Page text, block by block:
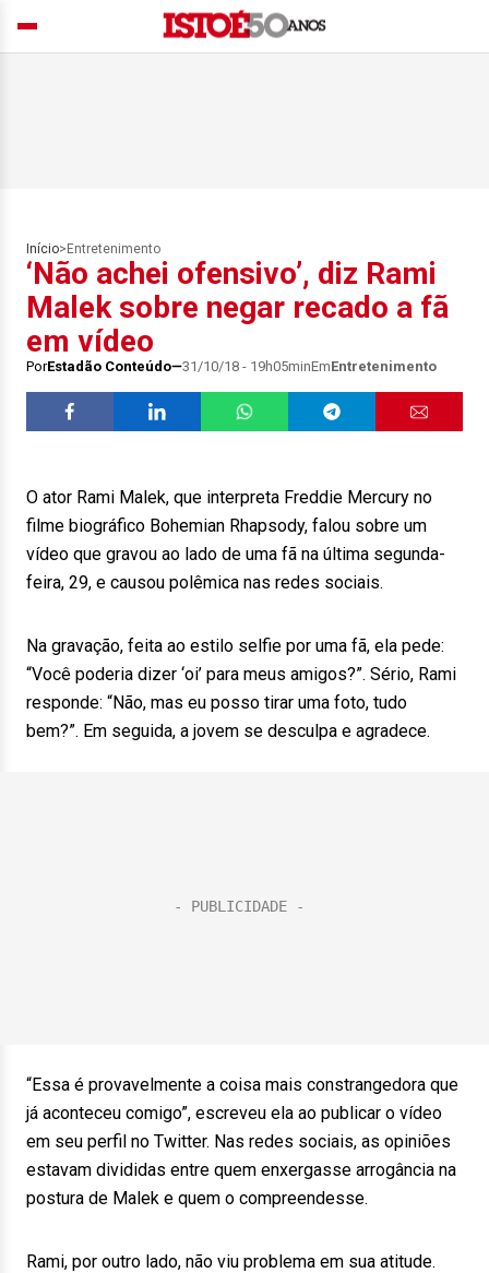
Início> Entretenimento
‘Não achei ofensivo’, diz Rami
Malek sobre negar recado a fã
em vídeo
PorEstadão Conteúdo 31/10/18 - 19h05minEmEntretenimento
O ator Rami Malek, que interpreta Freddie Mercury no
filme biográfico Bohemian Rhapsody, falou sobre um
vídeo que gravou ao lado de uma fã na última segunda-
feira, 29, e causou polêmica nas redes sociais.
Na gravação, feita ao estilo selfie por uma fã, ela pede:
“Você poderia dizer ‘oi’ para meus amigos?”. Sério, Rami
responde: “Não, mas eu posso tirar uma foto, tudo
bem?”. Em seguida, a jovem se desculpa e agradece.
“Essa é provavelmente a coisa mais constrangedora que
já aconteceu comigo”, escreveu ela ao publicar o vídeo
em seu perfil no Twitter. Nas redes sociais, as opiniões
estavam divididas entre quem enxergasse arrogância na
postura de Malek e quem o compreendesse.
Rami, por outro lado, não viu problema em sua atitude.